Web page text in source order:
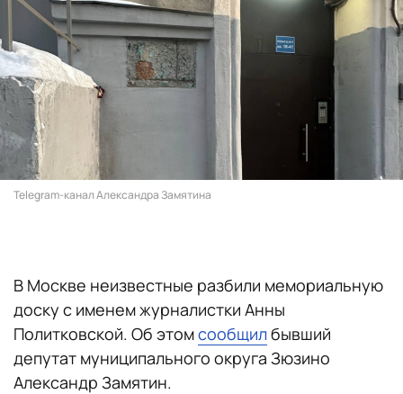
Telegram-канал Александра Замятина
В Москве неизвестные разбили мемориальную
доску с именем журналистки Анны
Политковской. Об этомсообщилбывший
депутат муниципального округа Зюзино
Александр Замятин.